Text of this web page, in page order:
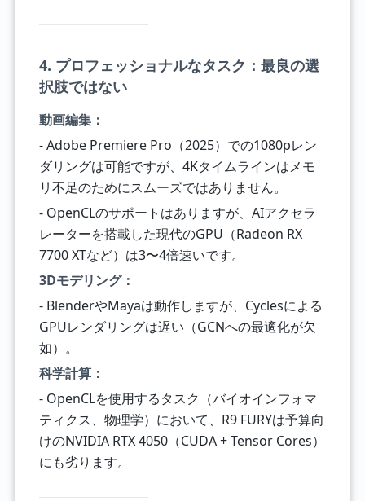
4. プロフェッショナルなタスク：最良の選
択肢ではない
動画編集：
- Adobe Premiere Pro（2025）での1080pレン
ダリングは可能ですが、4Kタイムラインはメモ
リ不足のためにスムーズではありません。
- OpenCLのサポートはありますが、AIアクセラ
レーターを搭載した現代のGPU（Radeon RX
7700 XTなど）は3〜4倍速いです。
3Dモデリング：
- BlenderやMayaは動作しますが、Cyclesによる
GPUレンダリングは遅い（GCNへの最適化が欠
如）。
科学計算：
- OpenCLを使用するタスク（バイオインフォマ
ティクス、物理学）において、R9 FURYは予算向
けのNVIDIA RTX 4050（CUDA + Tensor Cores）
にも劣ります。